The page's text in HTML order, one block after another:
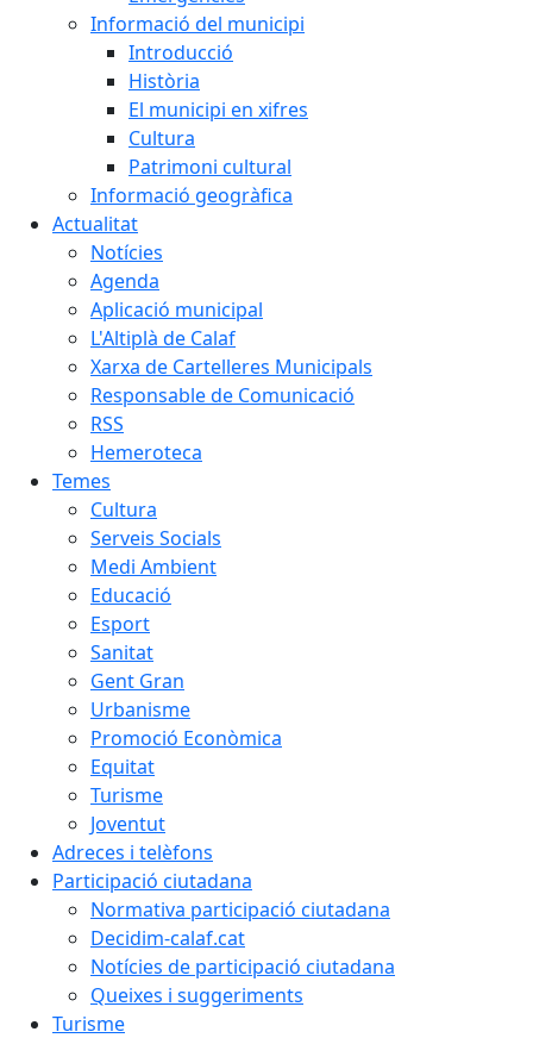
Informació del municipi
Introducció
Història
El municipi en xifres
Cultura
Patrimoni cultural
Informació geogràfica
Actualitat
Notícies
Agenda
Aplicació municipal
L'Altiplà de Calaf
Xarxa de Cartelleres Municipals
Responsable de Comunicació
RSS
Hemeroteca
Temes
Cultura
Serveis Socials
Medi Ambient
Educació
Esport
Sanitat
Gent Gran
Urbanisme
Promoció Econòmica
Equitat
Turisme
Joventut
Adreces i telèfons
Participació ciutadana
Normativa participació ciutadana
Decidim-calaf.cat
Notícies de participació ciutadana
Queixes i suggeriments
Turisme